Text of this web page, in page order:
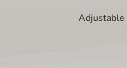
Adjustable